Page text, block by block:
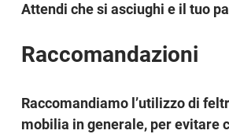
Attendi che si asciughi e il tuo
Raccomandazioni
Raccomandiamo l’utilizzo di
mobilia in generale, per evitare